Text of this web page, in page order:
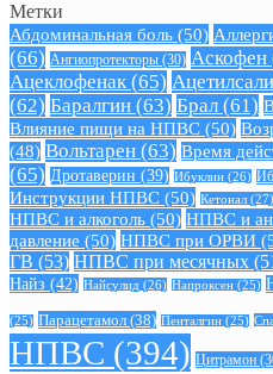
Метки
Абдоминальная боль (50)
(66) Ангиопротекторы (30) Аскофен
Ацеклофенак (65)
(62) Баралгин (63) Брал (61)
Влияние пищи на НПВС (50)
(48) Вольтарен (63) Время
(65) Дротаверин (39) Ибуклин (26)
Инструкции НПВС (50) Кетонал (27)
НПВС и алкоголь (50) НПВС и
давление (50) НПВС при ОРВИ
ГВ (53) НПВС при месячных
Найз (42) Найсулид (26) Напроксен (25)
(25) Парацетамол (38) Пенталгин (25)
НПВС (394) Цитрамон